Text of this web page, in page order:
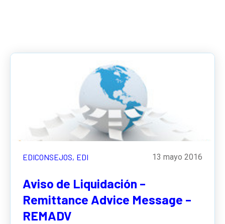
EDICONSEJOS, EDI 13 mayo 2016
Aviso de Liquidación –
Remittance Advice Message –
REMADV